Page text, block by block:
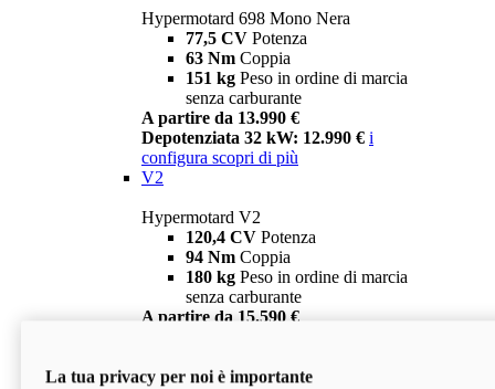
Hypermotard 698 Mono Nera
77,5 CV Potenza
63 Nm Coppia
151 kg Peso in ordine di marcia
senza carburante
A partire da 13.990 €
Depotenziata 32 kW: 12.990 € i
configura scopri di più
V2
Hypermotard V2
120,4 CV Potenza
94 Nm Coppia
180 kg Peso in ordine di marcia
senza carburante
A partire da 15.590 €
V2 SP
La tua privacy per noi è importante